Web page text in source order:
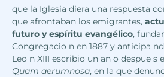
que la Iglesia diera una respuesta
que afrontaban los emigrantes,
futuro y espíritu evangélico,
Congregacio n en 1887 y anticipa
Leo n XIII escribio un an o despue s
Quam aerumnosa, en la que